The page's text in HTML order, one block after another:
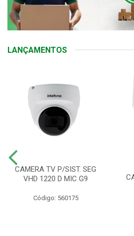
LANÇAMENTOS
CAMERA TV P/SIST. SEG
VHD 1220 D MIC G9
Código: 560175